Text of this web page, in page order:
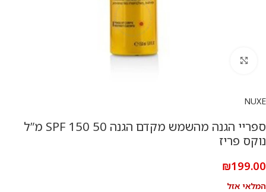
NUXE
ספריי הגנה מהשמש מקדם הגנה 50 SPF 150 מ”ל
נוקס פריז
₪199.00
המלאי אזל